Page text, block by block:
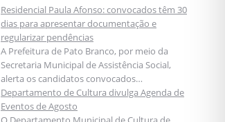
Residencial Paula Afonso: convocados têm 30
dias para apresentar documentação e
regularizar pendências
A Prefeitura de Pato Branco, por meio da
Secretaria Municipal de Assistência Social,
alerta os candidatos convocados…
Departamento de Cultura divulga Agenda de
Eventos de Agosto